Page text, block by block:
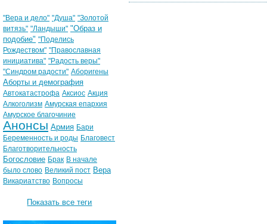
"Вера и дело" "Душа" "Золотой
витязь" "Ландыши" "Образ и
подобие" "Поделись
Рождеством" "Православная
инициатива" "Радость веры"
"Синдром радости" Аборигены
Аборты и демография
Автокатастрофа Аксиос Акция
Алкоголизм Амурская епархия
Амурское благочиние
Анонсы Армия Бари
Беременность и роды Благовест
Благотворительность
Богословие Брак В начале
было слово Великий пост Вера
Викариатство Вопросы
Показать все теги